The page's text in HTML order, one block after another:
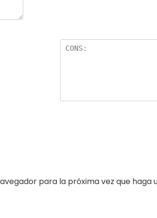
para la próxima vez que haga